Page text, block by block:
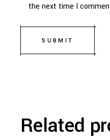
the next time I
SUBMIT
Related